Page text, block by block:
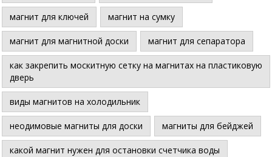
магнит для ключей магнит на сумку
магнит для магнитной доски магнит для сепаратора
как закрепить москитную сетку на магнитах на пластиковую
дверь
виды магнитов на холодильник
неодимовые магниты для доски магниты для бейджей
какой магнит нужен для остановки счетчика воды